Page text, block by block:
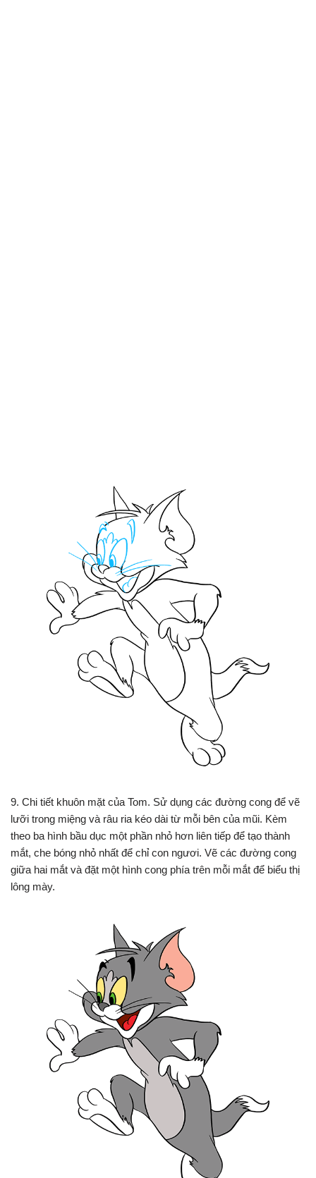
9. Chi tiết khuôn mặt của Tom. Sử dụng các đường cong để vẽ
lưỡi trong miệng và râu ria kéo dài từ mỗi bên của mũi. Kèm
theo ba hình bầu dục một phần nhỏ hơn liên tiếp để tạo thành
mắt, che bóng nhỏ nhất để chỉ con ngươi. Vẽ các đường cong
giữa hai mắt và đặt một hình cong phía trên mỗi mắt để biểu thị
lông mày.